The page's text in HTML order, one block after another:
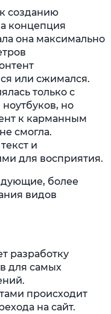
созданию
концепция
она максимально
или сжимался.
только с
но
к карманным
смогла.
и
для восприятия.
более
видов
разработку
для самых
происходит
на сайт.